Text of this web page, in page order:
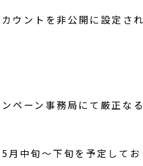
ウントを非公開に設定さ
ペーン事務局にて厳正な
月中旬～下旬を予定してお